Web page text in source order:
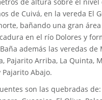
de altura sobre el
de Cuivá, en la vereda El
bañando una gran
en el río Dolores y
además las veredas de
Pajarito Arriba, La Quinta,
Pajarito Abajo.
son las quebradas de: